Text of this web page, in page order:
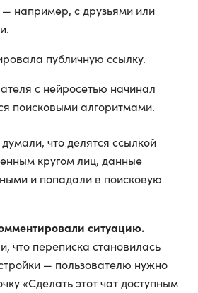
например, с друзьями или
публичную ссылку.
с нейросетью начинал
поисковыми алгоритмами.
что делятся ссылкой
кругом лиц, данные
и попадали в поисковую
ситуацию.
что переписка становилась
— пользователю нужно
«Сделать этот чат доступным